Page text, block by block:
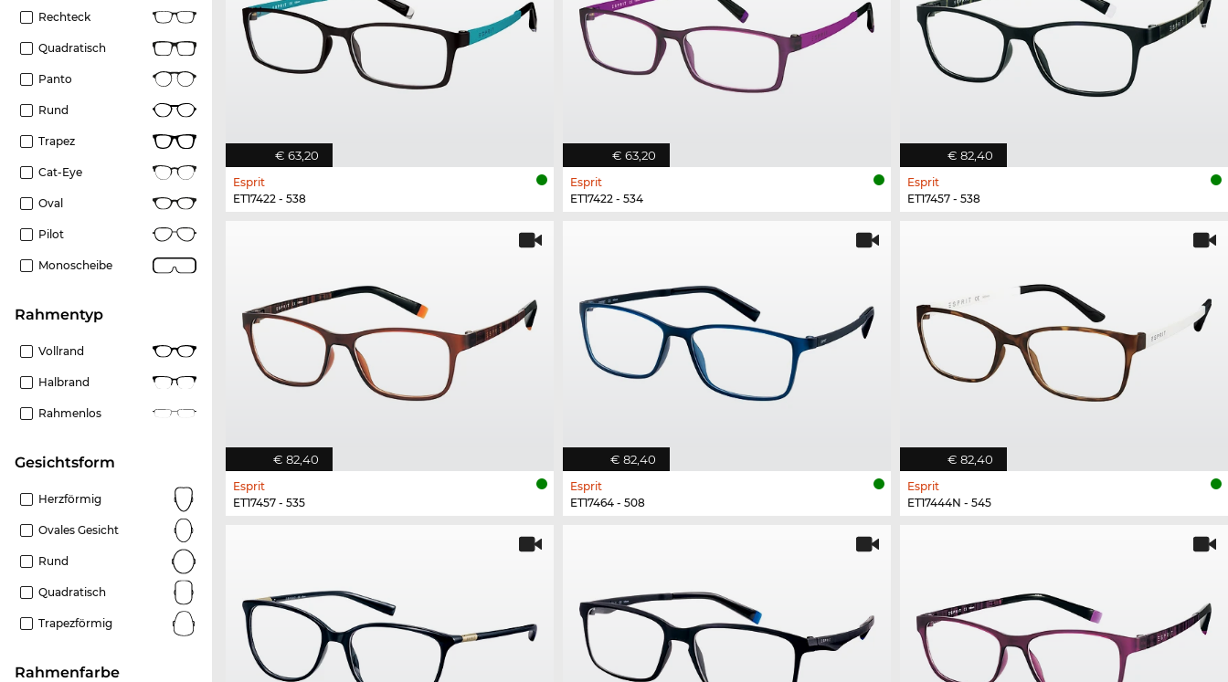
Rechteck
Quadratisch
Panto
Rund
Trapez
Cat-Eye
Oval
Pilot
Monoscheibe
Rahmentyp
Vollrand
Halbrand
Rahmenlos
Gesichtsform
Herzförmig
Ovales Gesicht
Rund
Quadratisch
Trapezförmig
Rahmenfarbe
€ 63,20
Esprit
ET17422 - 538
€ 63,20
Esprit
ET17422 - 534
€ 82,40
Esprit
ET17457 - 538
€ 82,40
Esprit
ET17457 - 535
€ 82,40
Esprit
ET17464 - 508
€ 82,40
Esprit
ET17444N - 545